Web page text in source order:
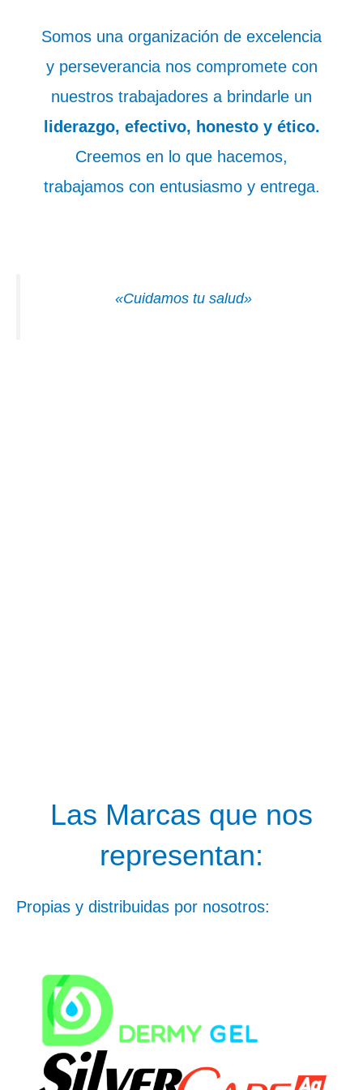
Somos una organización de excelencia
y perseverancia nos compromete con
nuestros trabajadores a brindarle un
liderazgo, efectivo, honesto y ético.
Creemos en lo que hacemos,
trabajamos con entusiasmo y entrega.
«Cuidamos tu salud»
Las Marcas que nos
representan:
Propias y distribuidas por nosotros: